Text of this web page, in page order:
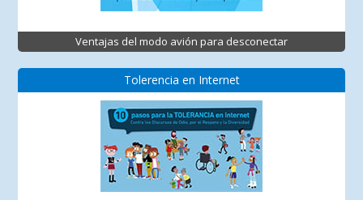
Ventajas del modo avión para desconectar
Tolerencia en Internet